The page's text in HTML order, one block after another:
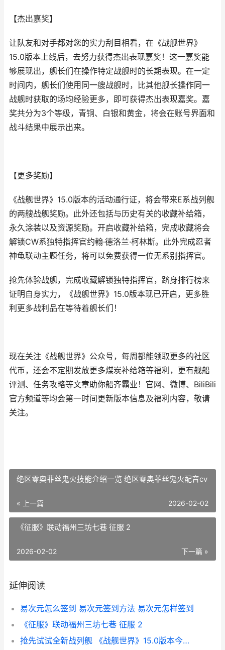
【杰出嘉奖】
让队友和对手都对您的实力刮目相看，在《战舰世界》
15.0版本上线后，去努力获得杰出表现嘉奖！这一嘉奖能
够展现出，舰长们在操作特定战舰时的长期表现。在一定
时间内，舰长们使用同一艘战舰时，比其他舰长操作同一
战舰时获取的场均经验更多，即可获得杰出表现嘉奖。嘉
奖共分为3个等级，青铜、白银和黄金，将会在账号界面和
战斗结果中展示出来。
【更多奖励】
《战舰世界》15.0版本的活动通行证，将会带来E系战列舰
的两艘战舰奖励。此外还包括与历史有关的收藏补给箱，
永久涂装以及资源奖励。开启收藏补给箱，完成收藏将会
解锁CW系独特指挥官约翰·德洛兰·柯林斯。此外完成忍者
神龟联动主题任务，将可以免费获得一位无系别指挥官。
抢先体验战舰，完成收藏解锁独特指挥官，跻身排行榜来
证明自身实力，《战舰世界》15.0版本现已开启，更多胜
利更多战利品在等待着舰长们！
现在关注《战舰世界》公众号，每周都能领取更多的社区
代币，还会不定期发放更多煤炭补给箱等福利，更有舰船
评测、任务攻略等文章助你船齐霸业！官网、微博、BiliBili
官方频道等均会第一时间更新版本信息及福利内容，敬请
关注。
绝区零奥菲丝鬼火技能介绍一览 绝区零奥菲丝鬼火配音cv
« 上一篇 2026-02-02
《征服》联动福州三坊七巷 征服 2
下一篇 »
2026-02-02
延伸阅读
易次元怎么签到 易次元签到方法 易次元怎样签到
《征服》联动福州三坊七巷 征服 2
抢先试试全新战列舰 《战舰世界》15.0版本今日最初 抢先体验游戏比正版便宜吗